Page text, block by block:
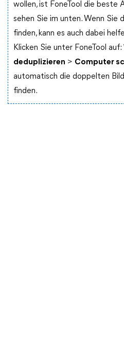
wollen, ist FoneTool die beste
sehen Sie im unten. Wenn Sie
finden, kann es auch dabei
Klicken Sie unter FoneTool auf:
deduplizieren > Computer
automatisch die doppelten
finden.